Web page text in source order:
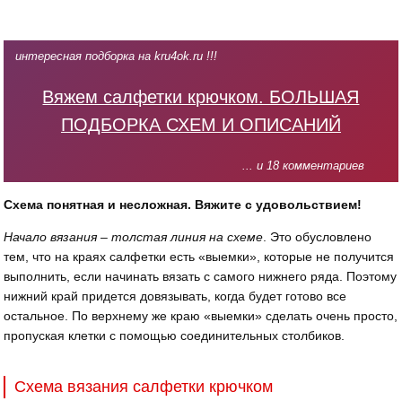
интересная подборка на kru4ok.ru !!!
Вяжем салфетки крючком. БОЛЬШАЯ
ПОДБОРКА СХЕМ И ОПИСАНИЙ
... и 18 комментариев
Схема понятная и несложная. Вяжите с удовольствием!
Начало вязания – толстая линия на схеме. Это обусловлено
тем, что на краях салфетки есть «выемки», которые не получится
выполнить, если начинать вязать с самого нижнего ряда. Поэтому
нижний край придется довязывать, когда будет готово все
остальное. По верхнему же краю «выемки» сделать очень просто,
пропуская клетки с помощью соединительных столбиков.
Схема вязания салфетки крючком